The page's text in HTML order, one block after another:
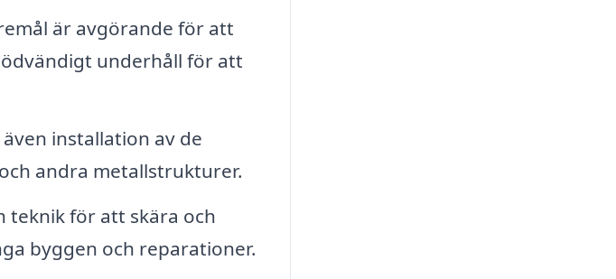
är avgörande för att
underhåll för att
installation av de
andra metallstrukturer.
teknik för att skära och
byggen och reparationer.